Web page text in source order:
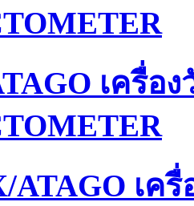
เครื่อ
ATAGO เค